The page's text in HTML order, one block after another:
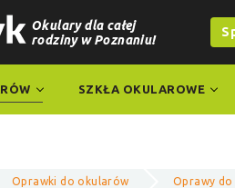
Okulary dla całej
rodziny w Poznaniu!
SZKŁA OKULAROWE
Oprawki do okularów Oprawy